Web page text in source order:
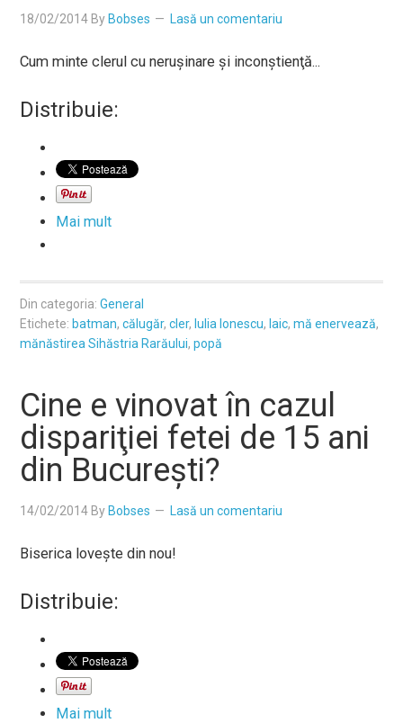
18/02/2014 By Bobses Lasă un comentariu
Cum minte clerul cu neruşinare şi inconştienţă...
Distribuie:
Mai mult
Din categoria:General
Etichete: batman,călugăr,cler, Iulia Ionescu, laic,mă enervează,
mănăstirea Sihăstria Rarăului,popă
Cine e vinovat în cazul
dispariţiei fetei de 15 ani
din Bucureşti?
14/02/2014 By Bobses Lasă un comentariu
Biserica loveşte din nou!
Distribuie:
Mai mult